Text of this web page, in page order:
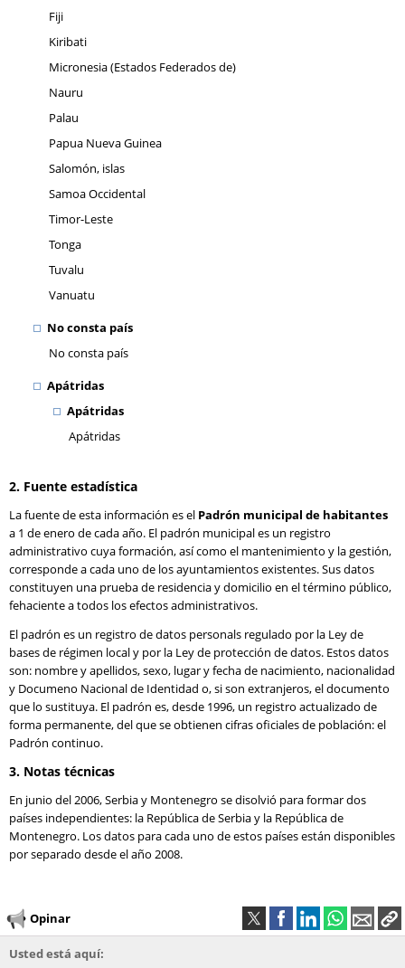
Fiji
Kiribati
Micronesia (Estados Federados de)
Nauru
Palau
Papua Nueva Guinea
Salomón, islas
Samoa Occidental
Timor-Leste
Tonga
Tuvalu
Vanuatu
No consta país
No consta país
Apátridas
Apátridas
Apátridas
2. Fuente estadística
La fuente de esta información es el Padrón municipal de habitantes
a 1 de enero de cada año. El padrón municipal es un registro
administrativo cuya formación, así como el mantenimiento y la gestión,
corresponde a cada uno de los ayuntamientos existentes. Sus datos
constituyen una prueba de residencia y domicilio en el término público,
fehaciente a todos los efectos administrativos.
El padrón es un registro de datos personals regulado por la Ley de
bases de régimen local y por la Ley de protección de datos. Estos datos
son: nombre y apellidos, sexo, lugar y fecha de nacimiento, nacionalidad
y Documeno Nacional de Identidad o, si son extranjeros, el documento
que lo sustituya. El padrón es, desde 1996, un registro actualizado de
forma permanente, del que se obtienen cifras oficiales de población: el
Padrón continuo.
3. Notas técnicas
En junio del 2006, Serbia y Montenegro se disolvió para formar dos
países independientes: la República de Serbia y la República de
Montenegro. Los datos para cada uno de estos países están disponibles
por separado desde el año 2008.
Opinar
Usted está aquí: